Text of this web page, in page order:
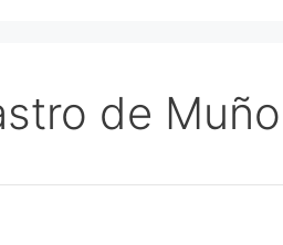
de